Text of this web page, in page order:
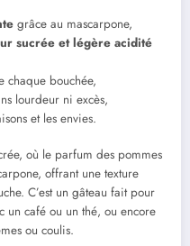
grâce au mascarpone,
sucrée et légère acidité
chaque bouchée,
lourdeur ni excès,
et les envies.
où le parfum des pommes
offrant une texture
C’est un gâteau fait pour
un café ou un thé, ou encore
ou coulis.